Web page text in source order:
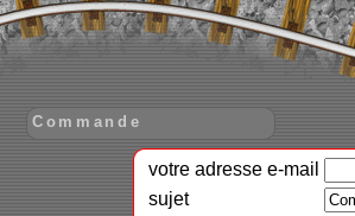
Commande
votre adresse e-mail
sujet